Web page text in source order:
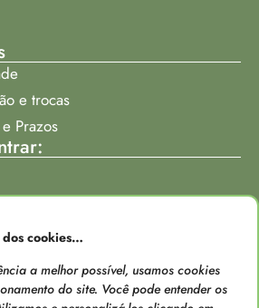
cookies…
a melhor possível, usamos cookies
do site. Você pode entender os
e trocas
Prazos